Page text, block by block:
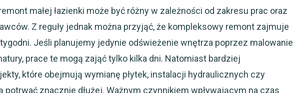
małej łazienki może być różny w zależności od zakresu prac oraz
Z reguły jednak można przyjąć, że kompleksowy remont zajmuje
Jeśli planujemy jedynie odświeżenie wnętrza poprzez malowanie
prace te mogą zająć tylko kilka dni. Natomiast bardziej
które obejmują wymianę płytek, instalacji hydraulicznych czy
potrwać znacznie dłużej. Ważnym czynnikiem wpływającym na czas